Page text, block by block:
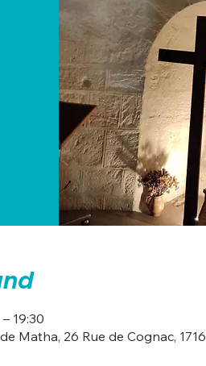
19:30
Matha, 26 Rue de Cognac,